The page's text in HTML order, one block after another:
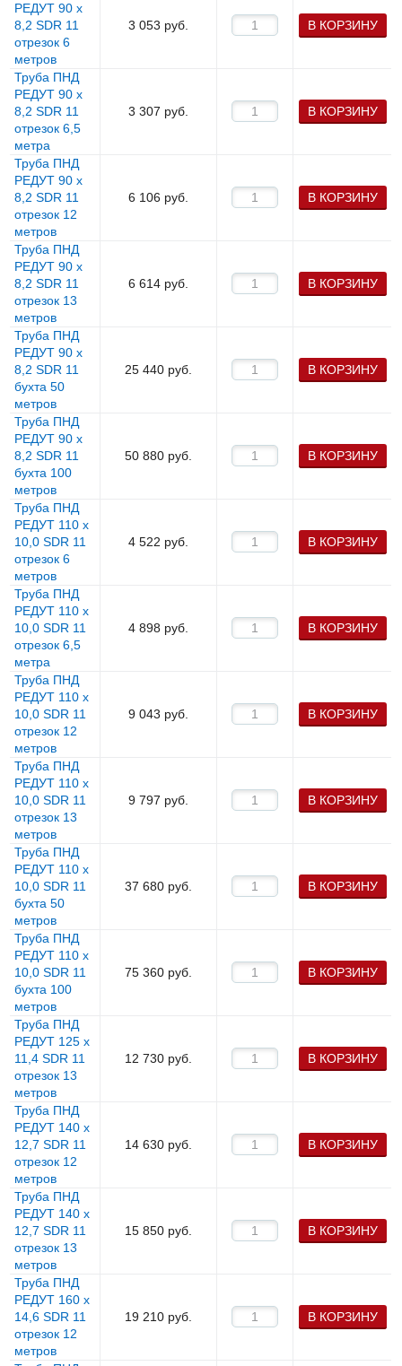
РЕДУТ 90 х
8,2 SDR 11
отрезок 6
метров
3 053 руб. В КОРЗИНУ
Труба ПНД
РЕДУТ 90 х
8,2 SDR 11
отрезок 6,5
метра
3 307 руб. В КОРЗИНУ
Труба ПНД
РЕДУТ 90 х
8,2 SDR 11
отрезок 12
метров
6 106 руб. В КОРЗИНУ
Труба ПНД
РЕДУТ 90 х
8,2 SDR 11
отрезок 13
метров
6 614 руб. В КОРЗИНУ
Труба ПНД
РЕДУТ 90 х
8,2 SDR 11
бухта 50
метров
25 440 руб. В КОРЗИНУ
Труба ПНД
РЕДУТ 90 х
8,2 SDR 11
бухта 100
метров
50 880 руб. В КОРЗИНУ
Труба ПНД
РЕДУТ 110 х
10,0 SDR 11
отрезок 6
метров
4 522 руб. В КОРЗИНУ
Труба ПНД
РЕДУТ 110 х
10,0 SDR 11
отрезок 6,5
метра
4 898 руб. В КОРЗИНУ
Труба ПНД
РЕДУТ 110 х
10,0 SDR 11
отрезок 12
метров
9 043 руб. В КОРЗИНУ
Труба ПНД
РЕДУТ 110 х
10,0 SDR 11
отрезок 13
метров
9 797 руб. В КОРЗИНУ
Труба ПНД
РЕДУТ 110 х
10,0 SDR 11
бухта 50
метров
37 680 руб. В КОРЗИНУ
Труба ПНД
РЕДУТ 110 х
10,0 SDR 11
бухта 100
метров
75 360 руб. В КОРЗИНУ
Труба ПНД
РЕДУТ 125 х
11,4 SDR 11
отрезок 13
метров
12 730 руб. В КОРЗИНУ
Труба ПНД
РЕДУТ 140 х
12,7 SDR 11
отрезок 12
метров
14 630 руб. В КОРЗИНУ
Труба ПНД
РЕДУТ 140 х
12,7 SDR 11
отрезок 13
метров
15 850 руб. В КОРЗИНУ
Труба ПНД
РЕДУТ 160 х
14,6 SDR 11
отрезок 12
метров
19 210 руб. В КОРЗИНУ